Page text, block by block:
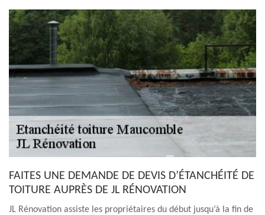
FAITES UNE DEMANDE DE DEVIS D’ÉTANCHÉITÉ DE
TOITURE AUPRÈS DE JL RÉNOVATION
JL Rénovation assiste les propriétaires du début jusqu’à la fin de